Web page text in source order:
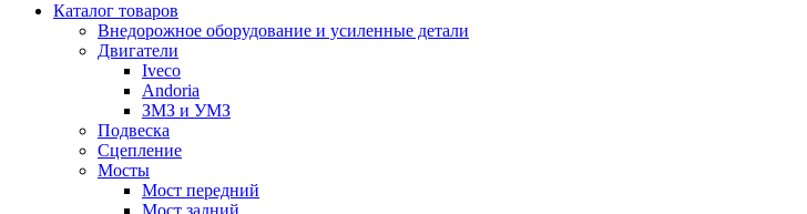
Каталог товаров
Внедорожное оборудование и усиленные детали
Двигатели
Iveco
Andoria
ЗМЗ и УМЗ
Подвеска
Сцепление
Мосты
Мост передний
Мост задний